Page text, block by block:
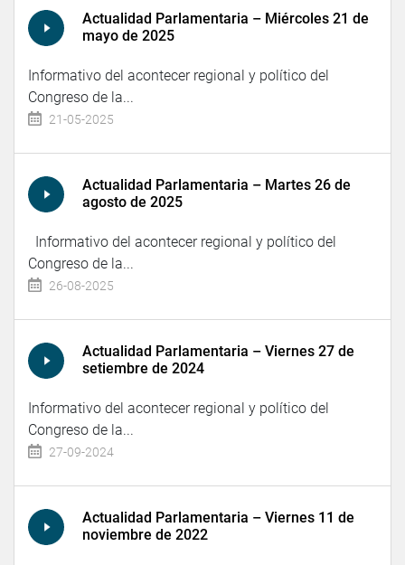
Actualidad Parlamentaria – Miércoles 21 de
mayo de 2025
Informativo del acontecer regional y político del
Congreso de la...
21-05-2025
Actualidad Parlamentaria – Martes 26 de
agosto de 2025
Informativo del acontecer regional y político del
Congreso de la...
26-08-2025
Actualidad Parlamentaria – Viernes 27 de
setiembre de 2024
Informativo del acontecer regional y político del
Congreso de la...
27-09-2024
Actualidad Parlamentaria – Viernes 11 de
noviembre de 2022